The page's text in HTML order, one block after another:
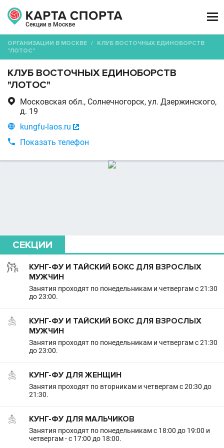
Секции в Москве

ОРГАНИЗАЦИИ В МОСКВЕ / КЛУБ ВОСТОЧНЫХ ЕДИНОБОРСТВ
"ЛОТОС"
КЛУБ ВОСТОЧНЫХ ЕДИНОБОРСТВ
"ЛОТОС"

Московская обл., Солнечногорск, ул. Дзержинского,
д. 19
 kungfu-laos.ru 

Показать телефон
СЕКЦИИ
КУНГ-ФУ И ТАЙСКИЙ БОКС ДЛЯ ВЗРОСЛЫХ
МУЖЧИН
Занятия проходят по понедельникам и четвергам с 21:30
до 23:00.
КУНГ-ФУ И ТАЙСКИЙ БОКС ДЛЯ ВЗРОСЛЫХ
МУЖЧИН
Занятия проходят по понедельникам и четвергам с 21:30
до 23:00.
КУНГ-ФУ ДЛЯ ЖЕНЩИН
Занятия проходят по вторникам и четвергам с 20:30 до
21:30.
КУНГ-ФУ ДЛЯ МАЛЬЧИКОВ
Занятия проходят по понедельникам с 18:00 до 19:00 и
четвергам - с 17:00 до 18:00.